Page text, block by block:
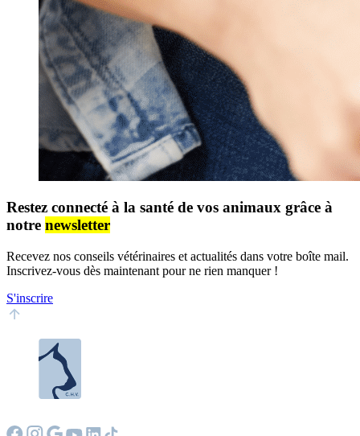
Restez connecté à la santé de vos animaux grâce à
notre newsletter
Recevez nos conseils vétérinaires et actualités dans votre boîte mail.
Inscrivez-vous dès maintenant pour ne rien manquer !
S'inscrire